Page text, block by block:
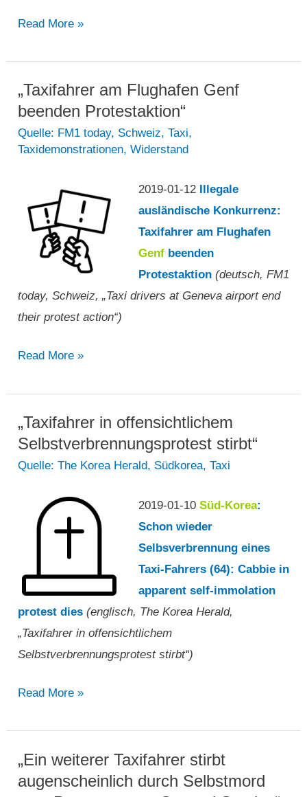
„Madrider
streiken
für
strengere
Uber-
Regeln:
Read More »
„Taxifahrer am Flughafen Genf
beenden Protestaktion“
Quelle: FM1 today, Schweiz,Taxi,
Taxidemonstrationen,Widerstand
2019-01-12 Illegale
ausländische Konkurrenz:
Taxifahrer am Flughafen
Genfbeenden
Protestaktion(deutsch, FM1
today, Schweiz, „Taxi drivers at Geneva airport end
their protest action“)
„Taxifahrer
Flughafen
Genf
beenden
Protestaktion“
Read More »
„Taxifahrer in offensichtlichem
Selbstverbrennungsprotest stirbt“
Quelle: The Korea Herald, Südkorea,Taxi
2019-01-10 Süd-Korea:
Schon wieder
Selbsverbrennung eines
Taxi-Fahrers (64): Cabbie in
apparent self-immolation
protest dies(englisch, The Korea Herald,
„Taxifahrer in offensichtlichem
Selbstverbrennungsprotest stirbt“)
„Taxifahrer
offensichtlichem
Selbstverbrennungsprotest
stirbt“
Read More »
„Ein weiterer Taxifahrer stirbt
augenscheinlich durch Selbstmord